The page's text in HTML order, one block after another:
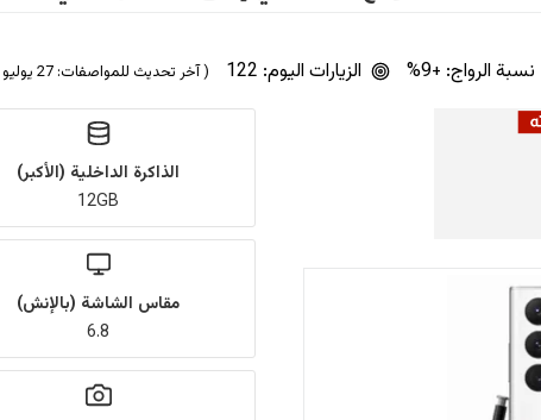
نسبة الرواج: +9% الزيارات اليوم: 122 ( آخر تحديث للمواصفات: 27 يوليو 2022 | بواسطة
الذاكرة الداخلية (الأكبر)
12GB
مقاس الشاشة (بالإنش)
6.8